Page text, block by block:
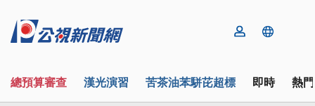
總預算審查 漢光演習 苦茶油苯駢芘超標 即時 熱